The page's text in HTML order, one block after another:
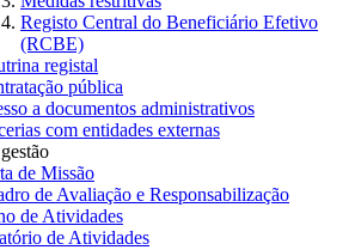
Registo Central do Beneficiário Efetivo
(RCBE)
registal
pública
a documentos administrativos
com entidades externas
de Missão
de Avaliação e Responsabilização
de Atividades
de Atividades